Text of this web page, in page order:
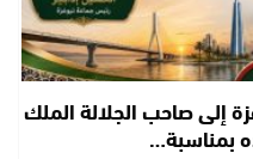
إلى صاحب الجلالة الملك
بمناسبة…